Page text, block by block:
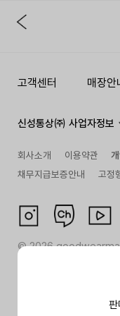
판
고객센터 매장안
신성통상㈜ 사업자정보
회사소개 이용약관
채무지급보증안내
고정
©2026